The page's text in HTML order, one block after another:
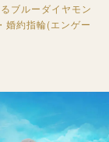
ブルーダイヤモン
婚約指輪(エンゲー